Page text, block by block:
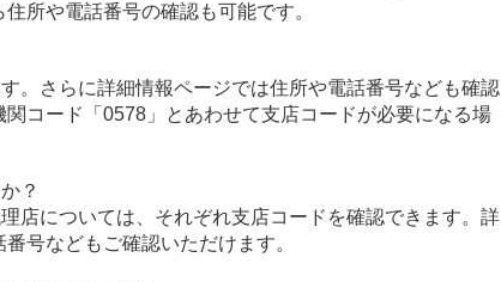
所や電話番号の確認も可能です。
。さらに詳細情報ページでは住所や電話番号なども確認
コード「0578」とあわせて支店コードが必要になる場
？
店については、それぞれ支店コードを確認できます。詳
号などもご確認いただけます。